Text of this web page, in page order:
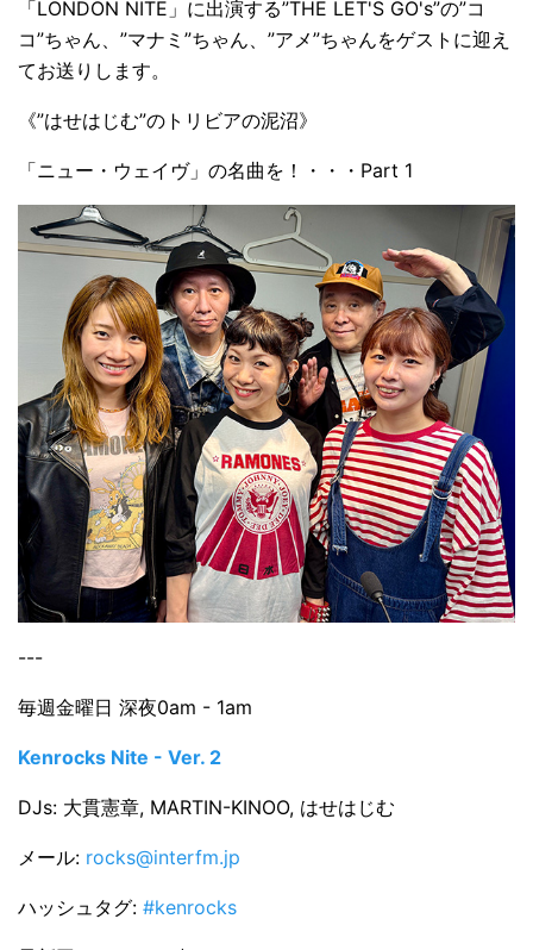
「LONDON NITE」に出演する”THE LET'S GO's”の”コ
コ”ちゃん、”マナミ”ちゃん、”アメ”ちゃんをゲストに迎え
てお送りします。
《”はせはじむ”のトリビアの泥沼》
「ニュー・ウェイヴ」の名曲を！・・・Part 1
---
毎週金曜日 深夜0am - 1am
Kenrocks Nite - Ver. 2
DJs: 大貫憲章, MARTIN-KINOO, はせはじむ
メール: rocks@interfm.jp
ハッシュタグ: #kenrocks